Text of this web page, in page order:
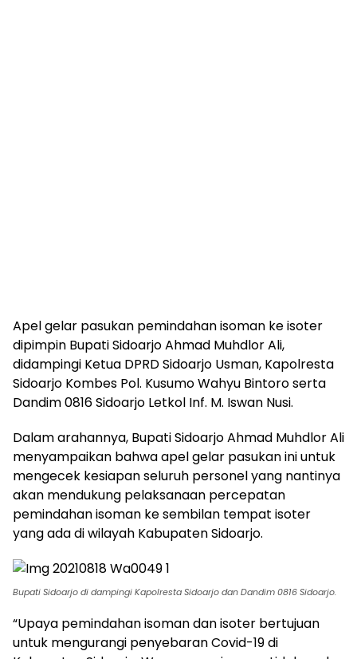
Apel gelar pasukan pemindahan isoman ke isoter
dipimpin Bupati Sidoarjo Ahmad Muhdlor Ali,
didampingi Ketua DPRD Sidoarjo Usman, Kapolresta
Sidoarjo Kombes Pol. Kusumo Wahyu Bintoro serta
Dandim 0816 Sidoarjo Letkol Inf. M. Iswan Nusi.
Dalam arahannya, Bupati Sidoarjo Ahmad Muhdlor Ali
menyampaikan bahwa apel gelar pasukan ini untuk
mengecek kesiapan seluruh personel yang nantinya
akan mendukung pelaksanaan percepatan
pemindahan isoman ke sembilan tempat isoter
yang ada di wilayah Kabupaten Sidoarjo.
Bupati Sidoarjo di dampingi Kapolresta Sidoarjo dan Dandim 0816 Sidoarjo.
“Upaya pemindahan isoman dan isoter bertujuan
untuk mengurangi penyebaran Covid-19 di